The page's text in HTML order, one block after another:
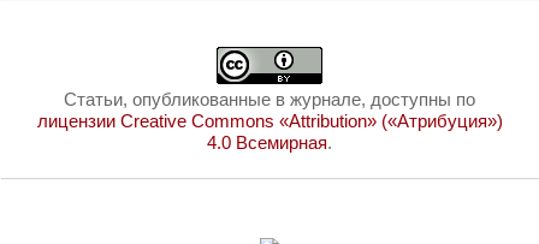
Статьи, опубликованные в журнале, доступны по
лицензии Creative Commons «Attribution» («Атрибуция»)
4.0 Всемирная.